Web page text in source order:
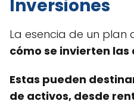
Inversiones
La esencia de un plan
cómo se invierten
Estas pueden
de activos, desde